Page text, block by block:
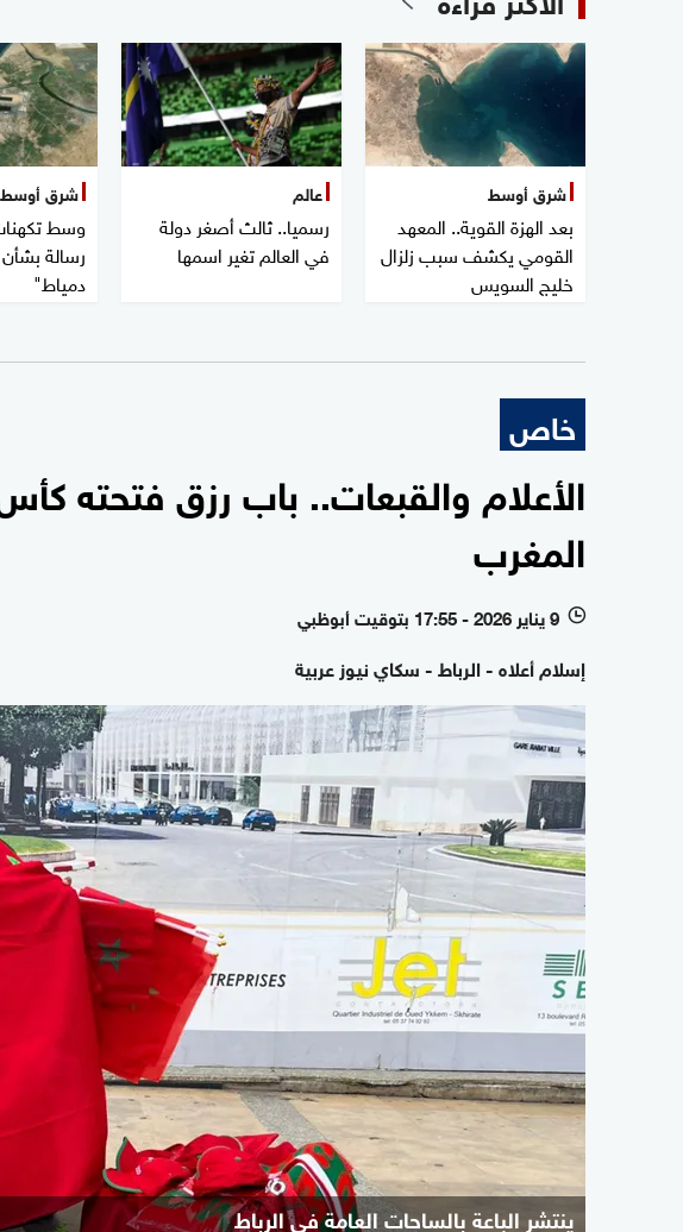
شرق أوسط
بعد الهزة القوية.. المعهد
القومي يكشف سبب زلزال
خليج السويس
عالم
رسميا.. ثالث أصغر دولة
في العالم تغير اسمها
شرق أوسط
وسط
رسالة
دمياط"
خاص
الأعلام والقبعات.. باب رزق فتحته
المغرب
l 9 يناير 2026 - 17:55 بتوقيت أبوظبي
إسلام أعلاه - الرباط - سكاي نيوز عربية
ينتشر الباعة بالساحات العامة في الرباط